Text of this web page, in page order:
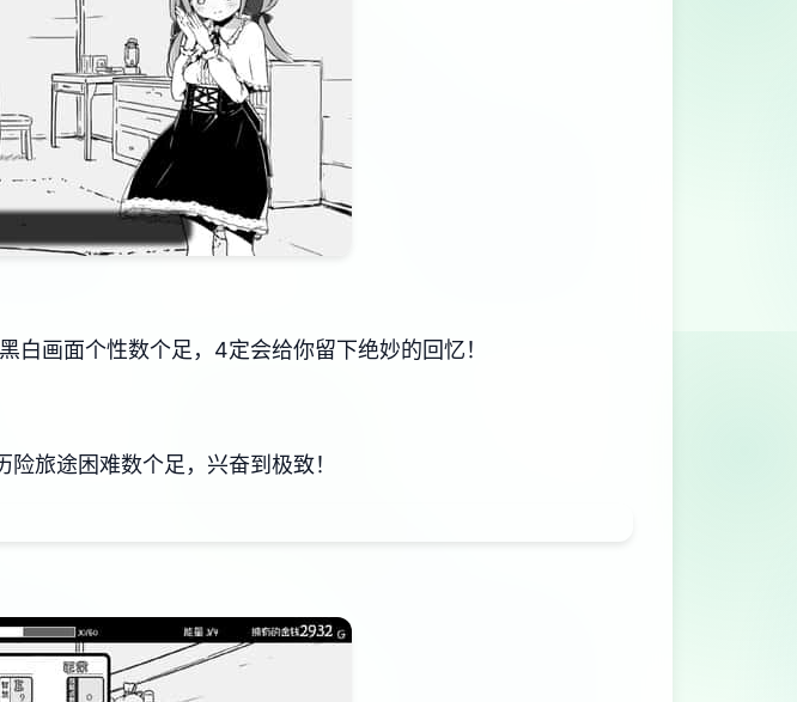
白画面个性数个足，4定会给你留下绝妙的回忆！
旅途困难数个足，兴奋到极致！